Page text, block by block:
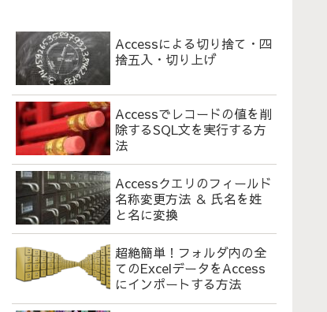
Accessによる切り捨て・四
捨五入・切り上げ
Accessでレコードの値を削
除するSQL文を実行する方
法
Accessクエリのフィールド
名称変更方法 ＆ 氏名を姓
と名に変換
超絶簡単！フォルダ内の全
てのExcelデータをAccess
にインポートする方法